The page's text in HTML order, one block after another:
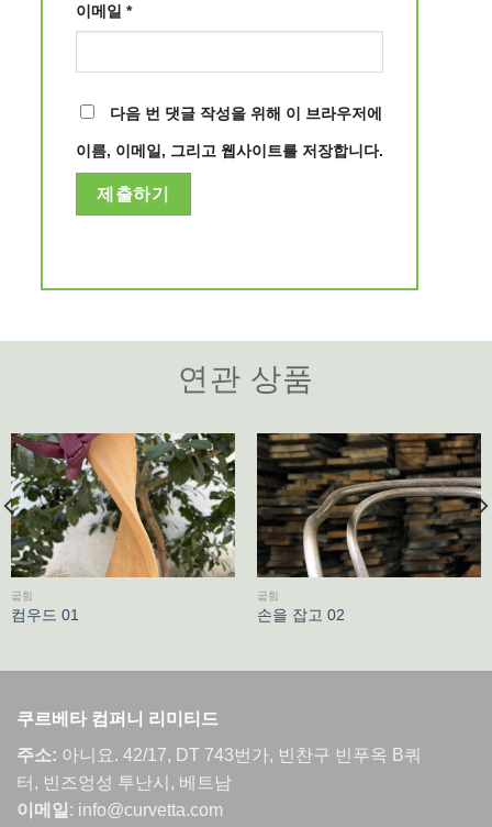
이메일 *
다음 번 댓글 작성을 위해 이 브라우저에
이름, 이메일, 그리고 웹사이트를 저장합니다.
연관 상품
굽힘
컴우드 01
굽힘
손을 잡고 02
쿠르베타 컴퍼니 리미티드
주소: 아니요. 42/17, DT 743번가, 빈찬구 빈푸옥 B쿼
터, 빈즈엉성 투난시, 베트남
이메일 : info@curvetta.com